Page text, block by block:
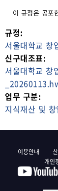
이 규정은 공포
규정:
서울대학교
신구대조표:
서울대학교 창
업무 구분:
지식재산 및 창
이용안내
개인